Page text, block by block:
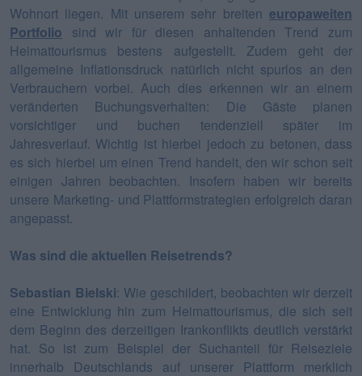
Wohnort liegen. Mit unserem sehr breiten europaweiten
Portfolio sind wir für diesen anhaltenden Trend zum
Heimattourismus bestens aufgestellt.Zudem geht der
allgemeine Inflationsdruck natürlich nicht spurlos an den
Verbrauchern vorbei. Auch dies erkennen wir an einem
veränderten Buchungsverhalten: Die Gäste planen
vorsichtiger und buchen tendenziell später im
Jahresverlauf. Wichtig ist hierbei jedoch zu betonen, dass
es sich hierbei um einen Trend handelt, den wir schon seit
einigen Jahren beobachten. Insofern haben wir bereits
unsere Marketing- und Plattformstrategien erfolgreich daran
angepasst.
Was sind die aktuellen Reisetrends?
Sebastian Bielski: Wie geschildert, beobachten wir derzeit
eine Entwicklung hin zum Heimattourismus, die sich seit
dem Beginn des derzeitigen Irankonflikts deutlich verstärkt
hat. So ist zum Beispiel der Suchanteil für Reiseziele
innerhalb Deutschlands auf unserer Plattform merklich